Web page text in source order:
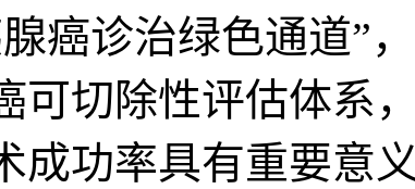
癌诊治绿色通道”
可切除性评估体系
功率具有重要意